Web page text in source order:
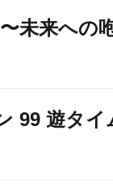
未来への
99 遊タイ